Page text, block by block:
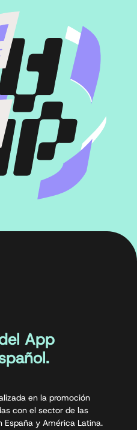
App
en la promoción
con el sector de las
España y América Latina.